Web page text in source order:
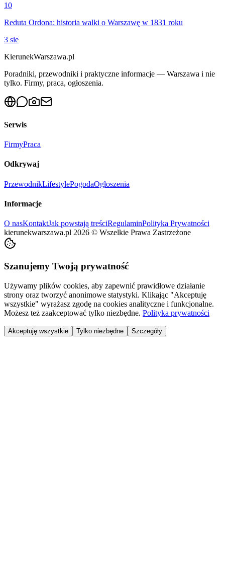
10
Reduta Ordona: historia walki o Warszawę w 1831 roku
3 sie
KierunekWarszawa.pl
Poradniki, przewodniki i praktyczne informacje — Warszawa i nie
tylko. Firmy, praca, ogłoszenia.
Serwis
FirmyPraca
Odkrywaj
PrzewodnikLifestylePogodaOgłoszenia
Informacje
O nasKontaktJak powstają treściRegulaminPolityka Prywatności
kierunekwarszawa.pl 2026 © Wszelkie Prawa Zastrzeżone
Szanujemy Twoją prywatność
Używamy plików cookies, aby zapewnić prawidłowe działanie
strony oraz tworzyć anonimowe statystyki. Klikając "Akceptuję
wszystkie" wyrażasz zgodę na cookies analityczne i funkcjonalne.
Możesz też zaakceptować tylko niezbędne. Polityka prywatności
Akceptuję wszystkie Tylko niezbędne Szczegóły